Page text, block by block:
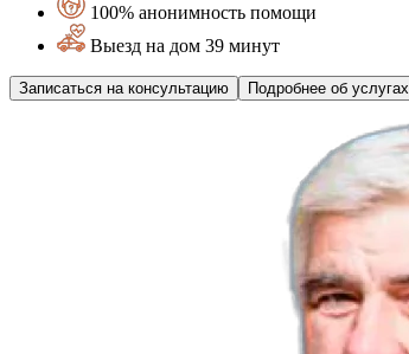
100% анонимность помощи
Выезд на дом 39 минут
Записаться на консультацию Подробнее об услугах